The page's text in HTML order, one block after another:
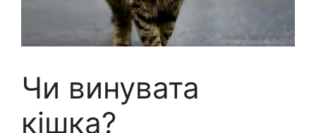
Чи винувата
кішка?